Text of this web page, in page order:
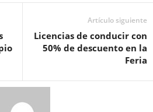
Artículo siguiente
Licencias de conducir con
50% de descuento en la
Feria